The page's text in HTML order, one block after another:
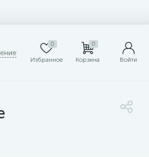
0
Избранное
0
Корзина Войти